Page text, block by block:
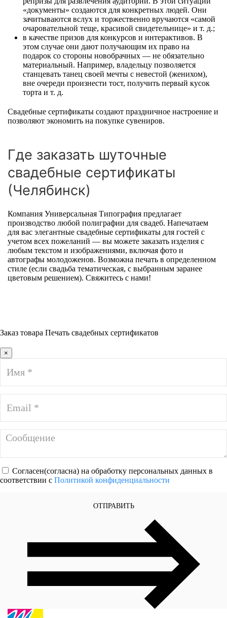
«документы» создаются для конкретных людей. Они
зачитываются вслух и торжественно вручаются «самой
очаровательной теще, красивой свидетельнице» и т. д.;
в качестве призов для конкурсов и интерактивов. В
этом случае они дают получающим их право на
подарок со стороны новобрачных — не обязательно
материальный. Например, владельцу позволяется
станцевать танец своей мечты с невестой (женихом),
вне очереди произнести тост, получить первый кусок
торта и т. д.
Свадебные сертификаты создают праздничное настроение и
позволяют экономить на покупке сувениров.
Где заказать шуточные
свадебные сертификаты
(Челябинск)
Компания Универсальная Типография предлагает
производство любой полиграфии для свадеб. Напечатаем
для вас элегантные свадебные сертификаты для гостей с
учетом всех пожеланий — вы можете заказать изделия с
любым текстом и изображениями, включая фото и
автографы молодоженов. Возможна печать в определенном
стиле (если свадьба тематическая, с выбранным заранее
цветовым решением). Свяжитесь с нами!
Заказ товара Печать свадебных сертификатов
×
Согласен(согласна) на обработку персональных данных в
соответствии с Политикой конфиденциальности
ОТПРАВИТЬ